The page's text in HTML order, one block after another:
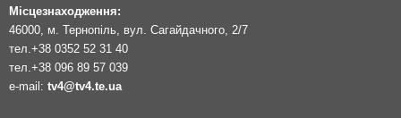
Місцезнаходження:
46000, м. Тернопіль, вул. Сагайдачного, 2/7
тел. +38 0352 52 31 40
тел. +38 096 89 57 039
e-mail: tv4@tv4.te.ua